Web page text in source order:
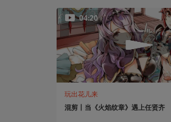
04:20
玩出花儿来
混剪丨当《火焰纹章》遇上任贤齐